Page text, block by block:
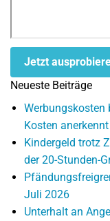
Jetzt
Neueste Beiträge
Werbungskosten
Kosten anerkennt
Kindergeld trotz
der 20-Stunden-
Juli 2026
Unterhalt an